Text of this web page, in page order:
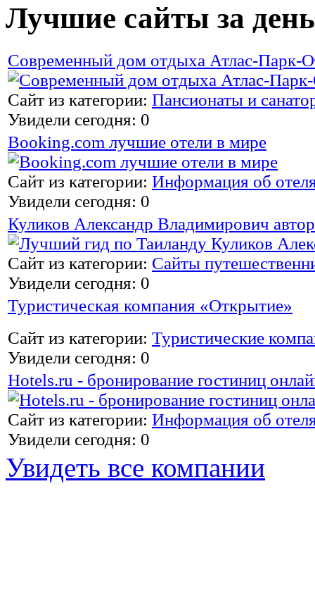
Лучшие сайты за день
Современный дом отдыха Атлас-Парк-
Сайт из категории: Пансионаты и
Увидели сегодня: 0
Booking.com лучшие отели в мире
Сайт из категории: Информация об
Увидели сегодня: 0
Куликов Александр Владимирович
Сайт из категории: Сайты
Увидели сегодня: 0
Туристическая компания «Открытие»
Сайт из категории: Туристические
Увидели сегодня: 0
Hotels.ru - бронирование гостиниц
Сайт из категории: Информация об
Увидели сегодня: 0
Увидеть все компании